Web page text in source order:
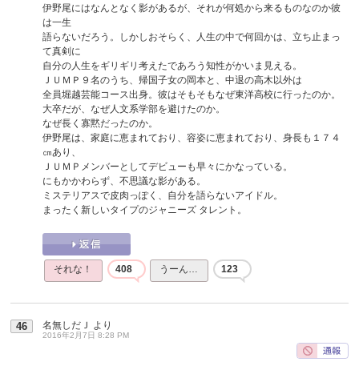
伊野尾にはなんとなく影があるが、それが何処から来るものなのか彼
は一生
語らないだろう。しかしおそらく、人生の中で何回かは、立ち止まっ
て真剣に
自分の人生をギリギリ考えたであろう知性がかいま見える。
ＪＵＭＰ９名のうち、帰国子女の岡本と、中退の高木以外は
全員堀越芸能コース出身。彼はそもそもなぜ東洋高校に行ったのか。
大卒だが、なぜ人文系学部を避けたのか。
なぜ長く寡黙だったのか。
伊野尾は、家庭に恵まれており、容姿に恵まれており、身長も１７４
㎝あり、
ＪＵＭＰメンバーとしてデビューも早々にかなっている。
にもかかわらず、不思議な影がある。
ミステリアスで皮肉っぽく、自分を語らないアイドル。
まったく新しいタイプのジャニーズ タレント。
それな！ 408 うーん… 123
46 名無しだＪ より
2016年2月7日 8:28 PM